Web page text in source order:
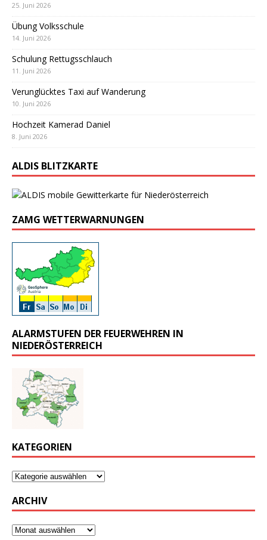
25. Juni 2026
Übung Volksschule
14. Juni 2026
Schulung Rettugsschlauch
11. Juni 2026
Verunglücktes Taxi auf Wanderung
10. Juni 2026
Hochzeit Kamerad Daniel
8. Juni 2026
ALDIS BLITZKARTE
ZAMG WETTERWARNUNGEN
ALARMSTUFEN DER FEUERWEHREN IN
NIEDERÖSTERREICH
KATEGORIEN
ARCHIV